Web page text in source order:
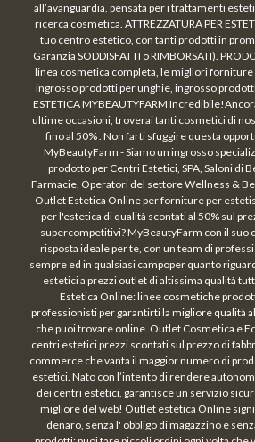
all’avanguardia, pensata per i trattamenti
ricerca cosmetica. ATTREZZATURA PER
tuo centro estetico, con tanti prodotti in
Garanzia SODDISFATTI o RIMBORSATI).
linea cosmetica completa, le migliori
ingrosso prodotti per unghie, ingrosso
ESTETICA MYBEAUTYFARM
ultime occasioni, troverai tanti cosmetici di
fino al 50% . Non farti sfuggire questa
MyBeautyFarm - Siamo un ingrosso
prodotto per Centri Estetici, SPA, Saloni di
Farmacie, Operatori del settore Wellness &
Outlet Estetica Online per forniture per
per l'estetica di qualità scontati al 50% sul
supercompetitivi? MyBeautyFarm con il suo
risposta ideale per te, con un team di
sempre ed in qualsiasi campoper quanto
estetici a prezzi outlet di altissima qualità
Estetica Online: linee cosmetiche
professionisti per garantirti la migliore qualità
che puoi trovare online. Outlet Cosmetica e
centri estetici prezzi scontati sul prezzo di
commerce che vanta il maggior numero di
estetici. Nato con l’intento di rendere
dei centri estetici, garantisce un servizio
migliore del web! Outlet estetica Online
denaro, senza l' obbligo di magazzino e